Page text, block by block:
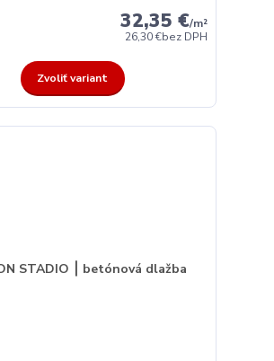
32,35 €/m²
26,30 €bez DPH
Zvoliť variant